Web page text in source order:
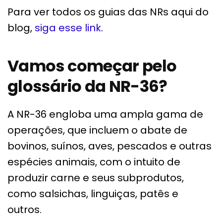
Para ver todos os guias das NRs aqui do
blog, siga esse link.
Vamos começar pelo
glossário da NR-36?
A NR-36 engloba uma ampla gama de
operações, que incluem o abate de
bovinos, suínos, aves, pescados e outras
espécies animais, com o intuito de
produzir carne e seus subprodutos,
como salsichas, linguiças, patês e
outros.